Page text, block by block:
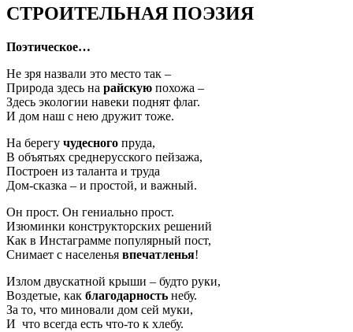
СТРОИТЕЛЬНАЯ ПОЭЗИЯ
Поэтическое…
Не зря назвали это место так –
Природа здесь на райскую похожа –
Здесь экологии навеки поднят флаг.
И дом наш с нею дружит тоже.
На берегу чудесного пруда,
В объятьях среднерусского пейзажа,
Построен из таланта и труда
Дом-сказка – и простой, и важный.
Он прост. Он гениально прост.
Изюминки конструкторских решений
Как в Инстаграмме популярный пост,
Снимает с населенья впечатленья!
Излом двускатной крыши – будто руки,
Воздетые, как благодарность небу.
За то, что миновали дом сей муки,
И что всегда есть что-то к хлебу.